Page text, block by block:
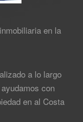
en la
a lo largo
con
en al Costa